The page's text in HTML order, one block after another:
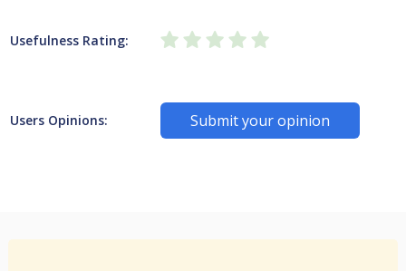
Usefulness Rating:
Users Opinions: Submit your opinion